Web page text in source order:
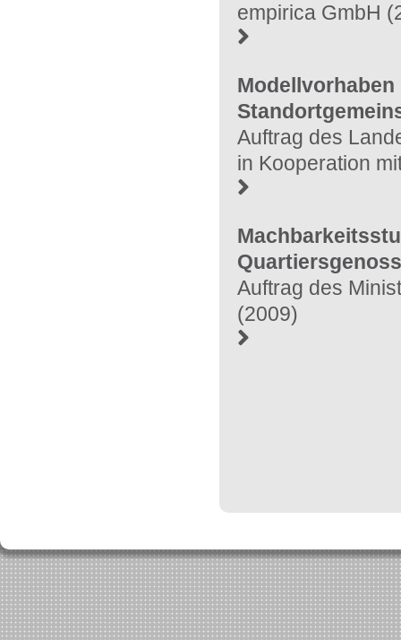
empirica GmbH
Auftrag des
in Kooperation
Auftrag des
(2009)